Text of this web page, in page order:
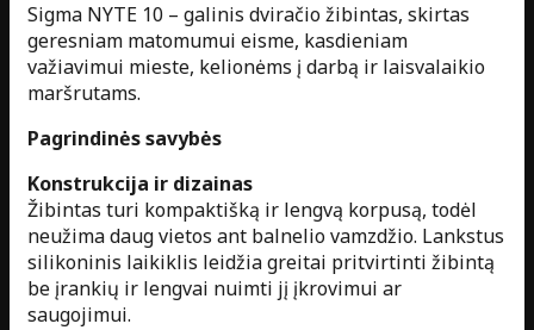
Sigma NYTE 10 – galinis dviračio žibintas, skirtas
geresniam matomumui eisme, kasdieniam
važiavimui mieste, kelionėms į darbą ir laisvalaikio
maršrutams.
Pagrindinės savybės
Konstrukcija ir dizainas
Žibintas turi kompaktišką ir lengvą korpusą, todėl
neužima daug vietos ant balnelio vamzdžio. Lankstus
silikoninis laikiklis leidžia greitai pritvirtinti žibintą
be įrankių ir lengvai nuimti jį įkrovimui ar
saugojimui.